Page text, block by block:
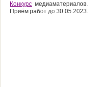
Конкурс медиаматериалов.
Приём работ до 30.05.2023.